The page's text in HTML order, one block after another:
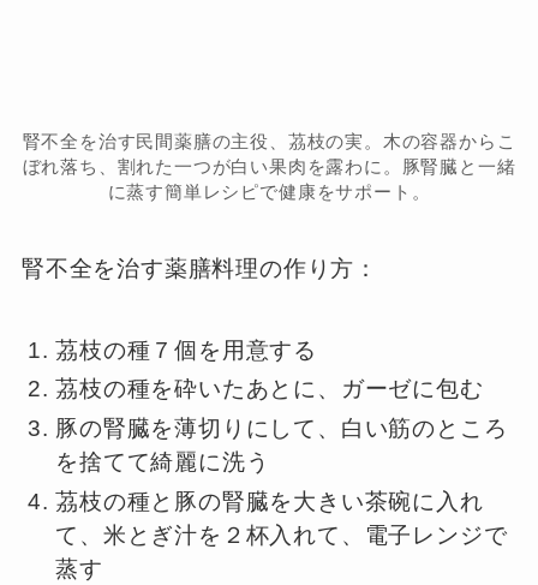
腎不全を治す民間薬膳の主役、茘枝の実。木の容器からこ
ぼれ落ち、割れた一つが白い果肉を露わに。豚腎臓と一緒
に蒸す簡単レシピで健康をサポート。
腎不全を治す薬膳料理の作り方：
茘枝の種７個を用意する
茘枝の種を砕いたあとに、ガーゼに包む
豚の腎臓を薄切りにして、白い筋のところ
を捨てて綺麗に洗う
茘枝の種と豚の腎臓を大きい茶碗に入れ
て、米とぎ汁を２杯入れて、電子レンジで
蒸す